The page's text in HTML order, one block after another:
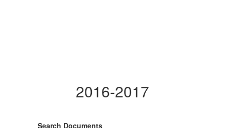
2016-2017
Search Documents